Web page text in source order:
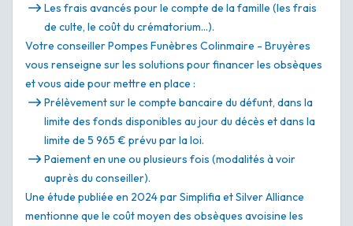
Les frais avancés pour le compte de la famille (les frais
de culte, le coût du crématorium…).
Votre conseiller Pompes Funèbres Colinmaire - Bruyères
vous renseigne sur les solutions pour financer les obsèques
et vous aide pour mettre en place :
Prélèvement sur le compte bancaire du défunt, dans la
limite des fonds disponibles au jour du décès et dans la
limite de 5 965 € prévu par la loi.
Paiement en une ou plusieurs fois (modalités à voir
auprès du conseiller).
Une étude publiée en 2024 par Simplifia et Silver Alliance
mentionne que le coût moyen des obsèques avoisine les